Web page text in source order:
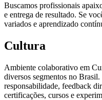
Buscamos profissionais
e entrega de resultado. Se
variados e aprendizado
Cultura
Ambiente colaborativo em
diversos segmentos no
responsabilidade, feedback
certificações, cursos e